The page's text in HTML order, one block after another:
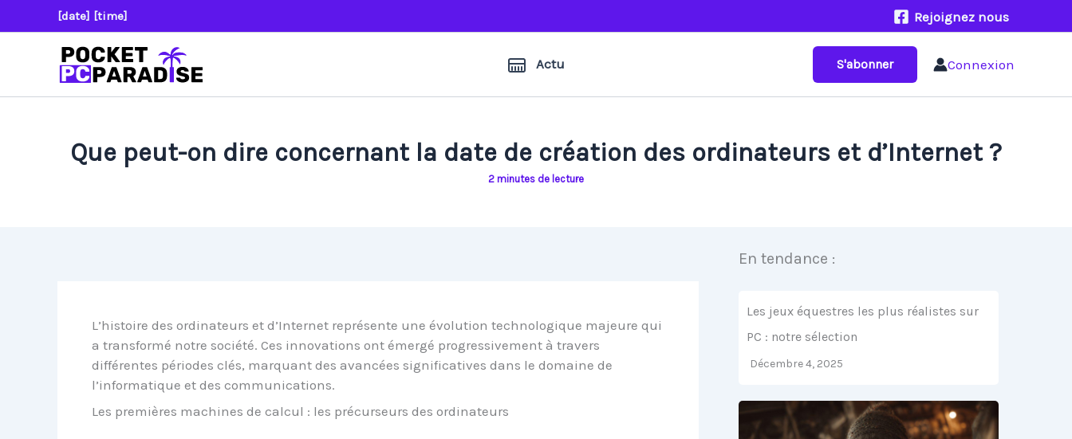
au
[date] [time] Rejoignez nous
Actu S'abonner Connexion
Que peut-on dire concernant la date de création des ordinateurs et d’Internet ?
2 minutes de lecture
L’histoire des ordinateurs et d’Internet représente une évolution technologique majeure qui
a transformé notre société. Ces innovations ont émergé progressivement à travers
différentes périodes clés, marquant des avancées significatives dans le domaine de
l’informatique et des communications.
Les premières machines de calcul : les précurseurs des ordinateurs
En tendance :
Les jeux équestres les plus réalistes sur
PC : notre sélection
Décembre 4, 2025